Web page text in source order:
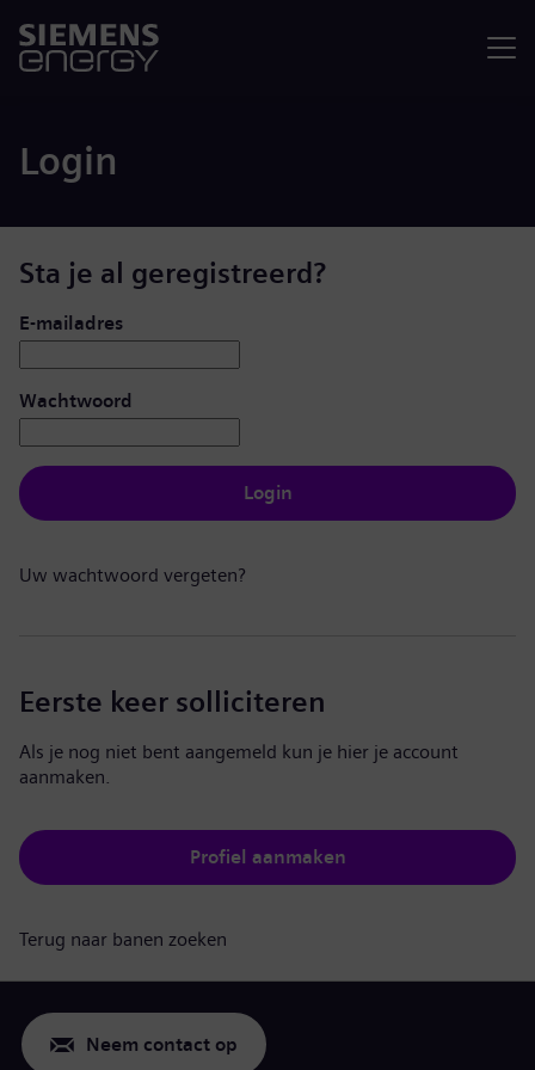
Login
Sta je al geregistreerd?
Inloggen: gebruiker en wachtwoord
E-mailadres
Wachtwoord
Login
Uw wachtwoord vergeten?
Eerste keer solliciteren
Als je nog niet bent aangemeld kun je hier je account
aanmaken.
Profiel aanmaken
Terug naar banen zoeken
Neem contact op